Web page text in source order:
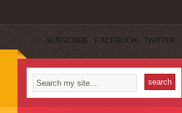
SUBSCRIBE FACEBOOK TWITTER